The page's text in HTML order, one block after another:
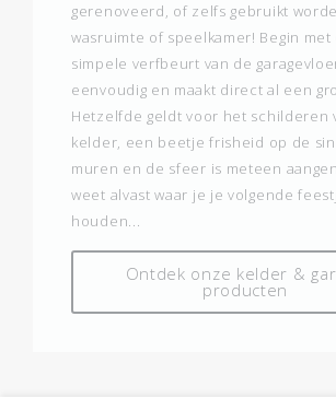
gerenoveerd, of zelfs gebruikt
wasruimte of speelkamer! Begin met
simpele verfbeurt van de
eenvoudig en maakt direct al een
Hetzelfde geldt voor het schilderen
kelder, een beetje frisheid op de
muren en de sfeer is meteen
weet alvast waar je je volgende
houden...
Ontdek onze kelder &
producten